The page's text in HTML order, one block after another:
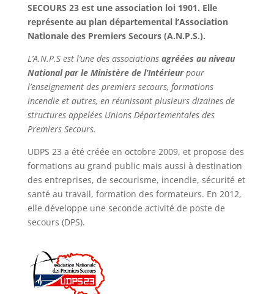
SECOURS 23 est une association loi 1901. Elle
représente au plan départemental l’Association
Nationale des Premiers Secours (A.N.P.S.).
L’A.N.P.S est l’une des associations agréées au niveau
National par le Ministère de l’Intérieurpour
l’enseignement des premiers secours, formations
incendie et autres, en réunissant plusieurs dizaines de
structures appelées Unions Départementales des
Premiers Secours.
UDPS 23 a été créée en octobre 2009, et propose des
formations au grand public mais aussi à destination
des entreprises, de secourisme, incendie, sécurité et
santé au travail, formation des formateurs. En 2012,
elle développe une seconde activité de poste de
secours (DPS).